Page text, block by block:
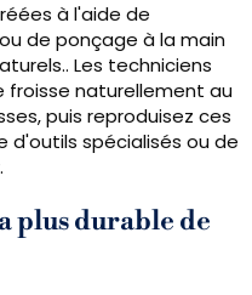
à l'aide de
de ponçage à la main
Les techniciens
naturellement au
puis reproduisez ces
d'outils spécialisés ou de
plus durable de